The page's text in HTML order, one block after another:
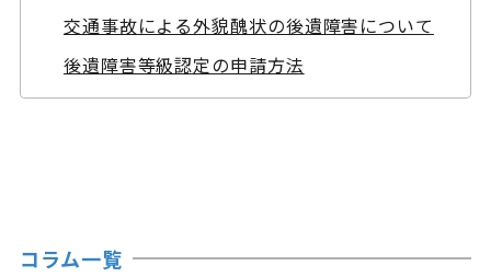
交通事故による外貌醜状の後遺障害について
後遺障害等級認定の申請方法
コラム一覧